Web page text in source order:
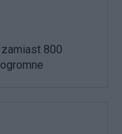
800